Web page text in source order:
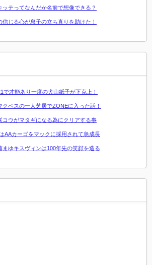
テってなんだか名前で想像できる？
じる心が息子の立ち直りを助けた！
で才能あり一度の犬山紙子が下克上！
クベスの一人芝居でZONEに入った話！
コウがマタギになる為にクリアする事
AAカーゴをマックに採用されて急成長
まゆキスヴィンは100年先の笑顔を造る